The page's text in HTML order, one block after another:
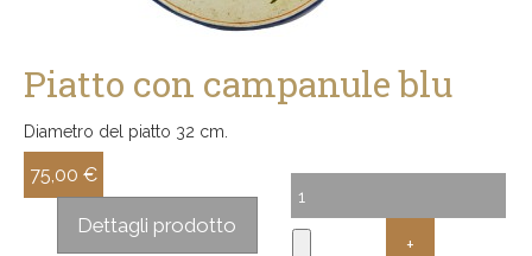
Piatto con campanule blu
Diametro del piatto 32 cm.
75,00 €
Dettagli prodotto